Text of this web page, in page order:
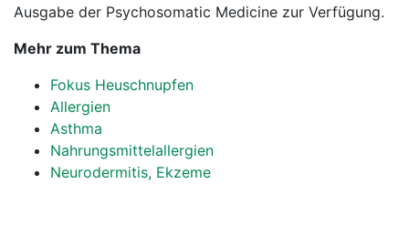
Ausgabe der Psychosomatic Medicine zur Verfügung.
Mehr zum Thema
Fokus Heuschnupfen
Allergien
Asthma
Nahrungsmittelallergien
Neurodermitis, Ekzeme